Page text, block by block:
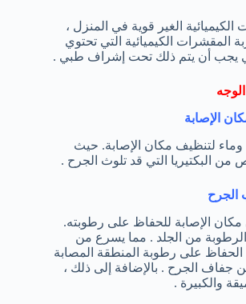
الغير قوية في المنزل ،
المقشرات الكيميائية التي تحتوي
يجب أن يتم ذلك تحت إشراف طبي .
لتنظيف مكان الإصابة. حيث
البكتيريا التي قد تلوث الجرح .
مكان الإصابة للحفاظ على رطوبته.
الرطوبة من الجلد . مما يسرع من
الحفاظ على رطوبة المنطقة المصابة
جفاف الجرح . بالإضافة إلى ذلك ،
والكبيرة .